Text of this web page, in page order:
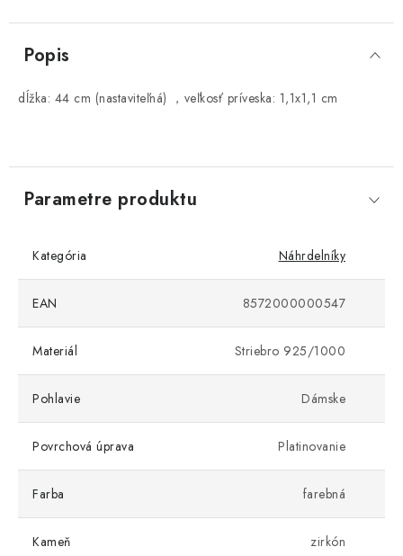
Popis
dĺžka: 44 cm (nastaviteľná) ，veľkosť príveska: 1,1x1,1 cm
Parametre produktu
Kategória Náhrdelníky
EAN 8572000000547
Materiál Striebro 925/1000
Pohlavie Dámske
Povrchová úprava Platinovanie
Farba farebná
Kameň zirkón